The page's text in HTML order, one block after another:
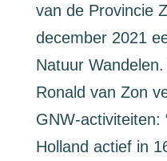
van de Provincie
december 2021
Natuur
Ronald van Zon
GNW-activiteiten:
Holland actief in